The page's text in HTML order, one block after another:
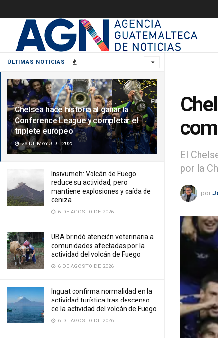
ÚLTIMAS NOTICIAS
Chelsea hace historia al ganar la
Conference League y completar el
triplete europeo
28 DE MAYO DE 2025
Insivumeh: Volcán de Fuego
reduce su actividad, pero
mantiene explosiones y caída de
ceniza
6 DE AGOSTO DE 2026
UBA brindó atención veterinaria a
comunidades afectadas por la
actividad del volcán de Fuego
6 DE AGOSTO DE 2026
Inguat confirma normalidad en la
actividad turística tras descenso
de la actividad del volcán de Fuego
6 DE AGOSTO DE 2026
El
por la
por